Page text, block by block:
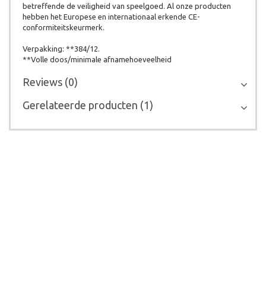
betreffende de veiligheid van speelgoed. Al onze producten
hebben het Europese en internationaal erkende CE-
conformiteitskeurmerk.
Verpakking: **384/12.
**Volle doos/minimale afnamehoeveelheid
Reviews (0)
Gerelateerde producten (1)